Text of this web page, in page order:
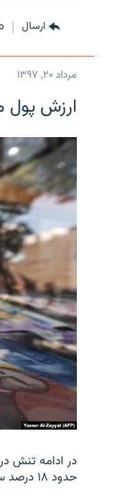
ارسال
مرداد ۲۰, ۱۳۹۷
ارزش پول ملی
در ادامه تنش
حدود ۱۸ درصد سقوط کرد.